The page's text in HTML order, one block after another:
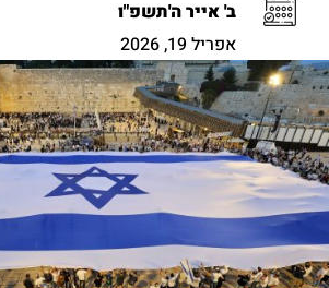
ב' אייר ה'תשפ"ו
אפריל 19, 2026